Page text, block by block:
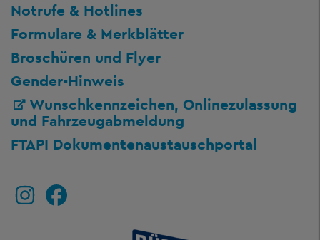
Notrufe & Hotlines
Formulare & Merkblätter
Broschüren und Flyer
Gender-Hinweis
Wunschkennzeichen, Onlinezulassung
und Fahrzeugabmeldung
FTAPI Dokumentenaustauschportal